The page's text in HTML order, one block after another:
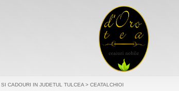
CADOURI IN JUDETUL TULCEA > CEATALCHIOI